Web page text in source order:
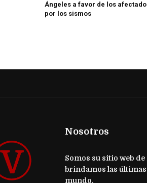
Ángeles a favor de los
por los sismos
Nosotros
Somos su sitio web
brindamos las últimas
mundo.